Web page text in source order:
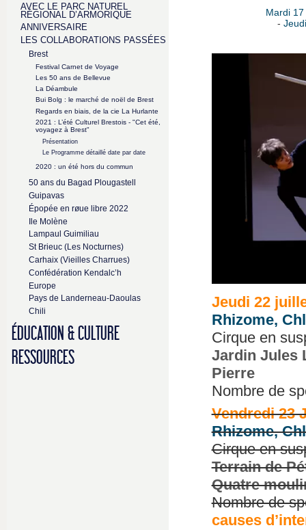
AVEC LE PARC NATUREL
RÉGIONAL D’ARMORIQUE
ANNIVERSAIRE
LES COLLABORATIONS PASSÉES
Brest
Festival Carnet de Voyage
Les 50 ans de Bellevue
La Déambule
Bui Bolg : le marché de noël de Brest
Regards en biais, de la cie La Hurlante
2021 : L’été Culturel Brestois - "Cet été,
voyagez à Brest"
Présentation
Le Programme détaillé date par date
2020 : un été hors du commun
50 ans du Bagad Plougastell
Guipavas
Épopée en røue libre 2022
Ile Molène
Lampaul Guimiliau
St Brieuc (Les Nocturnes)
Carhaix (Vieilles Charrues)
Confédération Kendalc’h
Europe
Pays de Landerneau-Daoulas
Chili
ÉDUCATION & CULTURE
RESSOURCES
Mardi
-
Jeudi 22
Rhizome,
Cirque en
Jardin Jules
Pierre
Nombre de
Vendredi 23
Rhizome,
Cirque en
Terrain de
Quatre
Nombre de
causes